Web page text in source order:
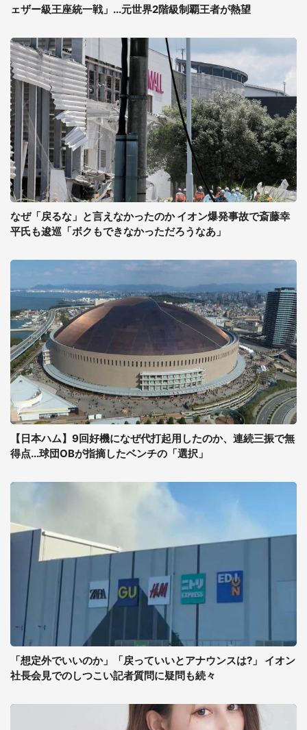
ェザー級王座統一戦」...元世界2階級制覇王者が熱望
なぜ「戻るな」と言えなかったのか イオン爆発事故で斎藤幸
平氏も逡巡「ボクもできなかっただろうなあ」
【日本ハム】9回好機になぜ代打起用したのか、連続三振で無
得点...球団OBが指摘したベンチの「選択」
「想定外でいいのか」「戻っていいとアナウンスは?」 イオン
社長会見でのしつこい記者質問に疑問も続々